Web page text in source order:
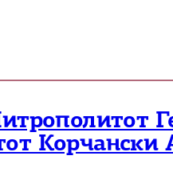
Корчански